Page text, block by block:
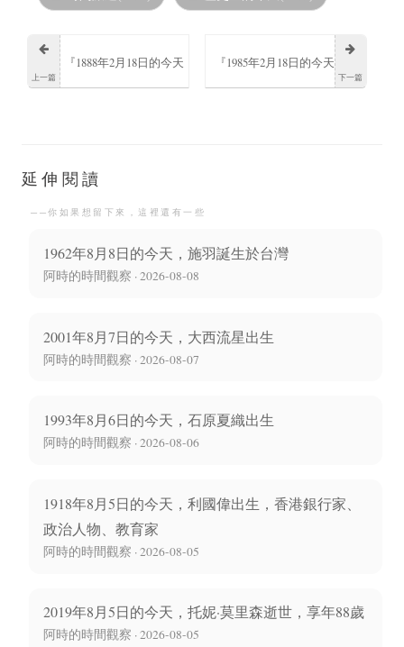
上一篇
『1888年2月18日的今天
下一篇
『1985年2月18日的今天
延伸閱讀
──你如果想留下來，這裡還有一些
1962年8月8日的今天，施羽誕生於台灣
阿時的時間觀察 · 2026-08-08
2001年8月7日的今天，大西流星出生
阿時的時間觀察 · 2026-08-07
1993年8月6日的今天，石原夏織出生
阿時的時間觀察 · 2026-08-06
1918年8月5日的今天，利國偉出生，香港銀行家、
政治人物、教育家
阿時的時間觀察 · 2026-08-05
2019年8月5日的今天，托妮·莫里森逝世，享年88歲
阿時的時間觀察 · 2026-08-05